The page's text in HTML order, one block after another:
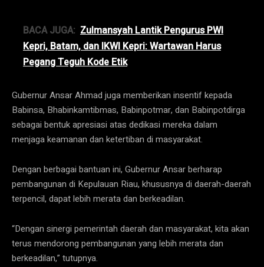
BACA JUGA: Zulmansyah Lantik Pengurus PWI
Kepri, Batam, dan IKWI Kepri: Wartawan Harus
Pegang Teguh Kode Etik
Gubernur Ansar Ahmad juga memberikan insentif kepada
Babinsa, Bhabinkamtibmas, Babinpotmar, dan Babinpotdirga
sebagai bentuk apresiasi atas dedikasi mereka dalam
menjaga keamanan dan ketertiban di masyarakat.
Dengan berbagai bantuan ini, Gubernur Ansar berharap
pembangunan di Kepulauan Riau, khususnya di daerah-daerah
terpencil, dapat lebih merata dan berkeadilan.
“Dengan sinergi pemerintah daerah dan masyarakat, kita akan
terus mendorong pembangunan yang lebih merata dan
berkeadilan,” tutupnya.